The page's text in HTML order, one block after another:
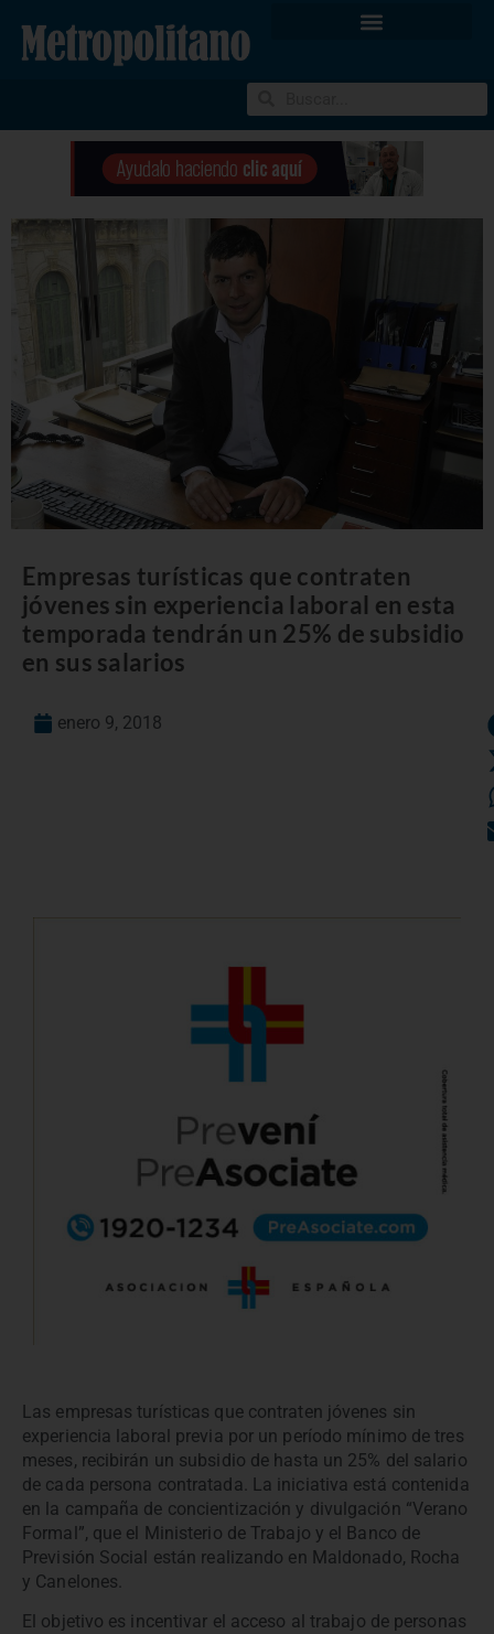
Empresas turísticas que contraten
jóvenes sin experiencia laboral en esta
temporada tendrán un 25% de subsidio
en sus salarios
enero 9, 2018
Las empresas turísticas que contraten jóvenes sin
experiencia laboral previa por un período mínimo de tres
meses, recibirán un subsidio de hasta un 25% del salario
de cada persona contratada. La iniciativa está contenida
en la campaña de concientización y divulgación “Verano
Formal”, que el Ministerio de Trabajo y el Banco de
Previsión Social están realizando en Maldonado, Rocha
y Canelones.
El objetivo es incentivar el acceso al trabajo de personas